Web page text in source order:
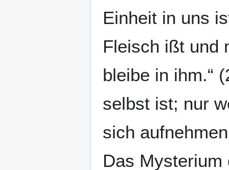
Einheit in uns
Fleisch ißt und
bleibe in ihm.“
selbst ist; nur
sich
Das Mysterium